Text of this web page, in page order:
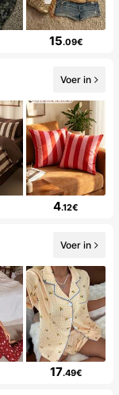
15.09€
Voer in
4.12€
Voer in
17.49€